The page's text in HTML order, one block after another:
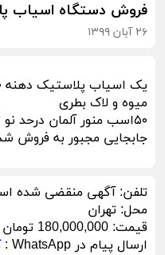
فروش دستگاه اسیاب
۲۶ آبان ۱۳۹۹
میوه و لاک بطری
۵۰اسب منور آلمان درحد
جابجایی مجبور به فروش
تلفن:آگهی منقضی شده
محل: تهران
قیمت: 180,000,000 تومان
ارسال پیام در WhatsApp :